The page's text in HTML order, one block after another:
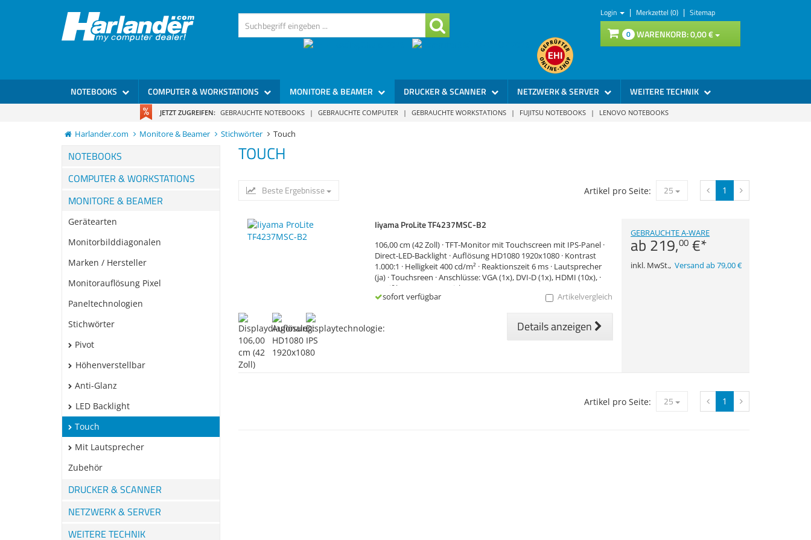
Login | Merkzettel (0) | Sitemap
0 WARENKORB:0,00€
NOTEBOOKS COMPUTER & WORKSTATIONS MONITORE & BEAMER DRUCKER & SCANNER NETZWERK & SERVER WEITERE TECHNIK
JETZT ZUGREIFEN: GEBRAUCHTE NOTEBOOKS | GEBRAUCHTE COMPUTER | GEBRAUCHTE WORKSTATIONS | FUJITSU NOTEBOOKS | LENOVO NOTEBOOKS
Harlander.com Monitore & Beamer Stichwörter Touch
NOTEBOOKS
COMPUTER & WORKSTATIONS
MONITORE & BEAMER
Gerätearten
Monitorbilddiagonalen
Marken / Hersteller
Monitorauflösung Pixel
Paneltechnologien
Stichwörter
Pivot
Höhenverstellbar
Anti-Glanz
LED Backlight
Touch
Mit Lautsprecher
Zubehör
DRUCKER & SCANNER
NETZWERK & SERVER
WEITERE TECHNIK
TOUCH
Beste Ergebnisse 1
Artikel pro Seite: 25
Iiyama ProLite TF4237MSC-B2
106,00 cm (42 Zoll) · TFT-Monitor mit Touchscreen mit IPS-Panel ·
Direct-LED-Backlight · Auflösung HD1080 1920x1080 · Kontrast
1.000:1 · Helligkeit 400 cd/m² · Reaktionszeit 6 ms · Lautsprecher
(ja) · Touchsreen · Anschlüsse: VGA (1x), DVI-D (1x), HDMI (10x), ·
Zertifikate: CE-Kennzeichnung
sofort verfügbar
Artikelvergleich
Details anzeigen
GEBRAUCHTE A-WARE
ab 219,00 €*
inkl. MwSt.,Versand ab 79,00 €
1
Artikel pro Seite: 25